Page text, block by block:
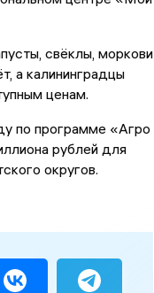
свёклы, моркови
а калининградцы
ценам.
по программе «Агро
рублей для
округов.